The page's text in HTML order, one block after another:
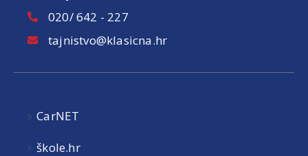
020/ 642 - 227
tajnistvo@klasicna.hr
CarNET
škole.hr